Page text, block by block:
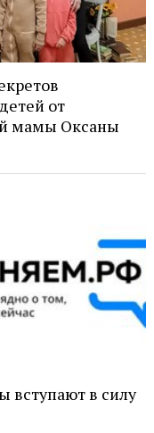
от
мамы Оксаны
вступают в силу